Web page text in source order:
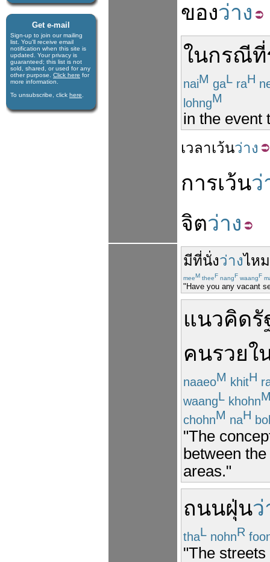
Get e-mail
Sign-up to join our mail­ing
list. You'll receive e­mail
notification when this site is
updated. Your privacy is
guaran­teed; this list is not
sold, shared, or used for any
other purpose. Click here for
more infor­mation.
To unsubscribe, click here
ของว่าง
ในกรณีที่
naiM gaL raH
lohngM
in the event
เวลาเว้นว่าง
การเว้นว่
จิตว่าง
มีที่นั่งว่างไหม
meeM theeF nangF waangF
"Have you any vacant
แนวคิด
คนรวยใ
naaeoM khitH
waangL khohn
chohnM naH
"The
between
areas."
ถนนฝุ่นว่
thaL nohnR
"The